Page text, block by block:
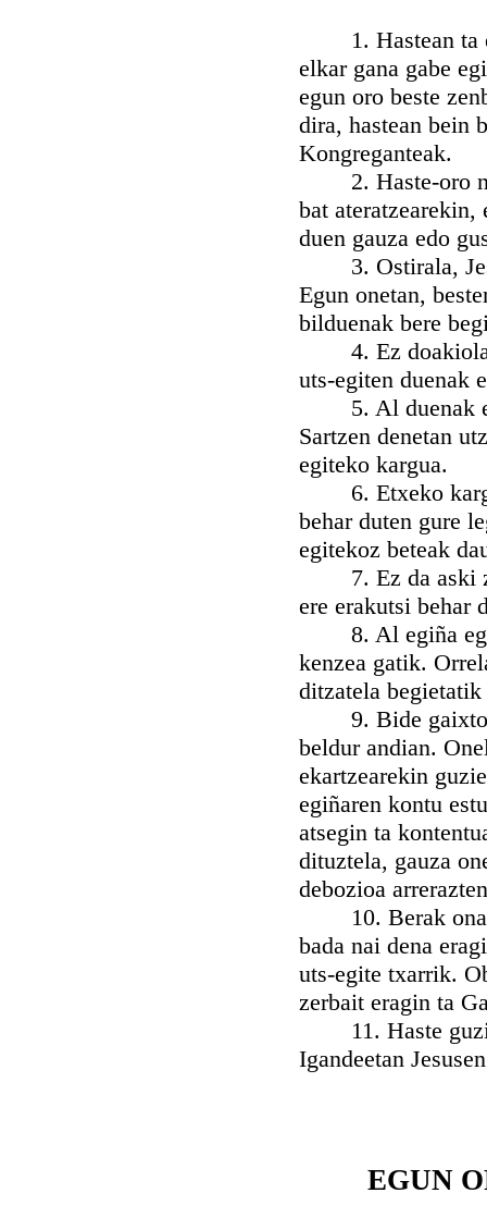
1. Hastean ta
elkar gana gabe
egun oro beste
dira, hastean bein
Kongreganteak.
2. Haste-oro
bat ateratzearekin,
duen gauza edo
3. Ostirala,
Egun onetan,
bilduenak bere
4. Ez doakiola,
uts-egiten duenak
5. Al duenak ez
Sartzen denetan
egiteko kargua.
6. Etxeko
behar duten gure
egitekoz beteak
7. Ez da aski
ere erakutsi behar
8. Al egiña egin
kenzea gatik.
ditzatela
9. Bide
beldur andian.
ekartzearekin
egiñaren kontu
atsegin ta
dituztela, gauza
debozioa
10. Berak onak
bada nai dena
uts-egite txarrik.
zerbait eragin ta
11. Haste
Igandeetan
EGUN